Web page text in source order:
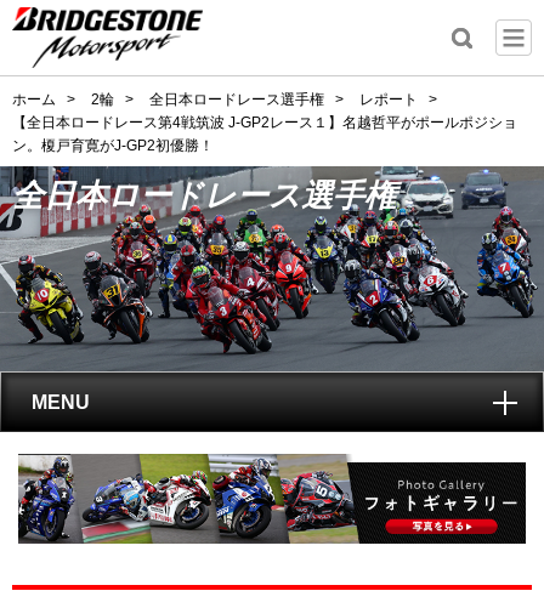
ホーム > 2輪 > 全日本ロードレース選手権 > レポート
>
【全日本ロードレース第4戦筑波 J-GP2レース１】名越哲平がポールポジショ
ン。榎戸育寛がJ-GP2初優勝！
全日本ロードレース選手権
MENU
トップ
全日本ロードレース選手権とは?
レポート